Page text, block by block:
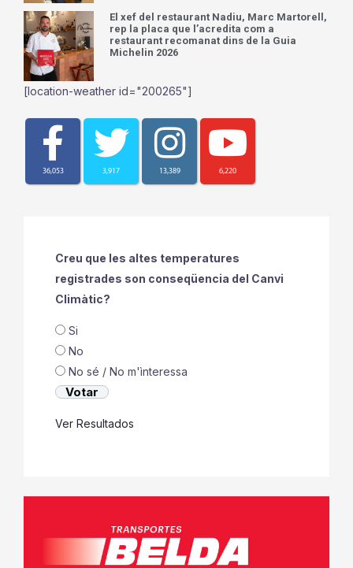
El xef del restaurant Nadiu, Marc Martorell,
rep la placa que l’acredita com a
restaurant recomanat dins de la Guia
Michelin 2026
[location-weather id="200265"]
36,053 3,917 13,389 6,220
Creu que les altes temperatures
registrades son conseqüencia del Canvi
Climàtic?
Si
No
No sé / No m'ìnteressa
Ver Resultados